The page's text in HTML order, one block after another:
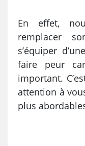
En effet,
remplacer
s’équiper
faire peur
important.
attention à
plus